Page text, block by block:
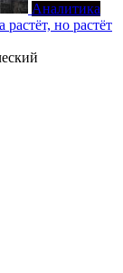
Аналитика
но растёт